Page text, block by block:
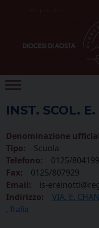
INST. SCOL.
Denominazione
Tipo:
Scuola
Telefono:
0125/804199
Fax:
0125/807929
Email:
is-
Indirizzo:
VIA. E.
, Italia